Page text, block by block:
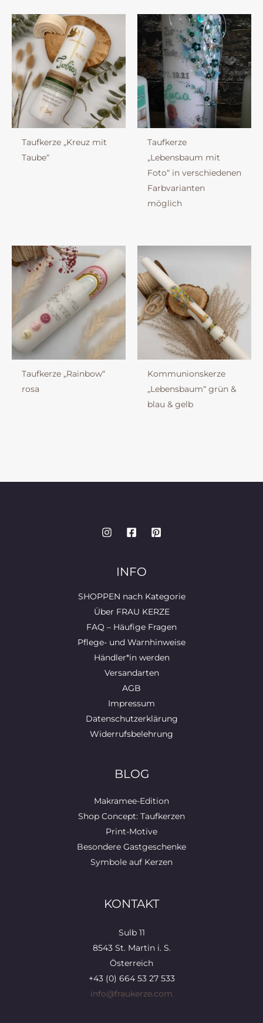
Taufkerze „Kreuz mit
Taube“
Taufkerze
„Lebensbaum mit
Foto“ in verschiedenen
Farbvarianten
möglich
Taufkerze „Rainbow“
rosa
Kommunionskerze
„Lebensbaum“ grün &
blau & gelb
INFO
SHOPPEN nach Kategorie
Über FRAU KERZE
FAQ – Häufige Fragen
Pflege- und Warnhinweise
Händler*in werden
Versandarten
AGB
Impressum
Datenschutzerklärung
Widerrufsbelehrung
BLOG
Makramee-Edition
Shop Concept: Taufkerzen
Print-Motive
Besondere Gastgeschenke
Symbole auf Kerzen
KONTAKT
Sulb 11
8543 St. Martin i. S.
Österreich
+43 (0) 664 53 27 533
info@fraukerze.com